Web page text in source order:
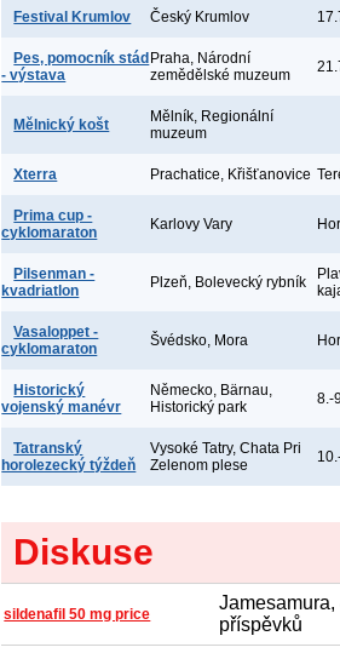
Festival Krumlov Český Krumlov
Pes, pomocník stád
- výstava
Praha, Národní
zemědělské muzeum
Mělnický košt
Mělník, Regionální
muzeum
Xterra Prachatice, Křišťanovice
Prima cup -
cyklomaraton
Karlovy Vary
Pilsenman -
kvadriatlon
Plzeň, Bolevecký rybník
Vasaloppet -
cyklomaraton
Švédsko, Mora
Historický
vojenský manévr
Německo, Bärnau,
Historický park
8.-
Tatranský
horolezecký týždeň
Vysoké Tatry, Chata Pri
Zelenom plese
Diskuse
sildenafil 50 mg price
příspěvků